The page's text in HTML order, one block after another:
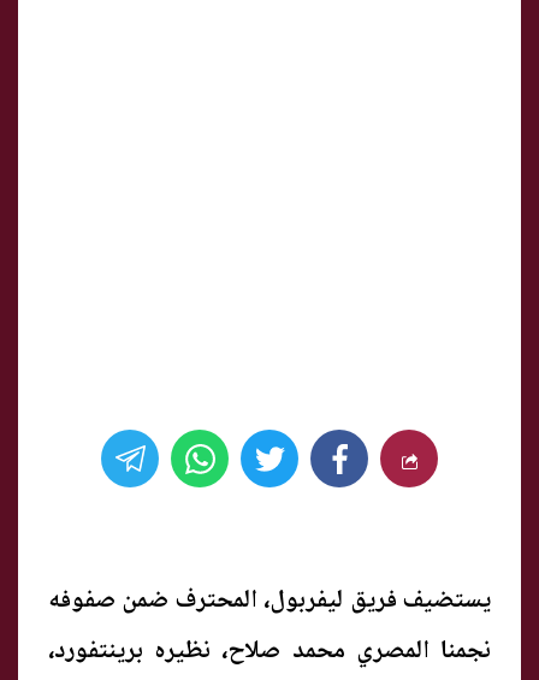
يستضيف فريق ليفربول، المحترف ضمن صفوفه
نجمنا المصري محمد صلاح، نظيره برينتفورد،